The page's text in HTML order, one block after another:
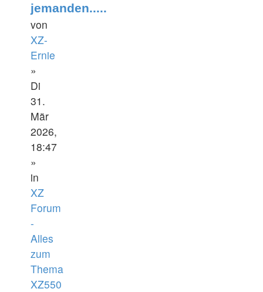
jemanden.....
von
XZ-
Ernie
»
Di
31.
Mär
2026,
18:47
»
in
XZ
Forum
-
Alles
zum
Thema
XZ550